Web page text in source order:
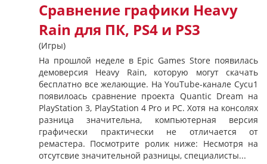
Сравнение графики Heavy
Rain для ПК, PS4 и PS3
(Игры)
На прошлой неделе в Epic Games Store появилась
демоверсия Heavy Rain, которую могут скачать
бесплатно все желающие. На YouTube-канале Cycu1
появилоась сравнение проекта Quantic Dream на
PlayStation 3, PlayStation 4 Pro и PC. Хотя на консолях
разница значительна, компьютерная версия
графически практически не отличается от
ремастера. Посмотрите ролик ниже: Несмотря на
отсутсвие значительной разницы, специалисты...